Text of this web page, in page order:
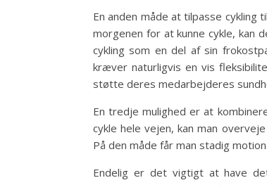
En anden måde at tilpasse
morgenen for at kunne cykle, kan
cykling som en del af sin
kræver naturligvis en vis
støtte deres medarbejderes
En tredje mulighed er at
cykle hele vejen, kan man
På den måde får man stadig
Endelig er det vigtigt at have